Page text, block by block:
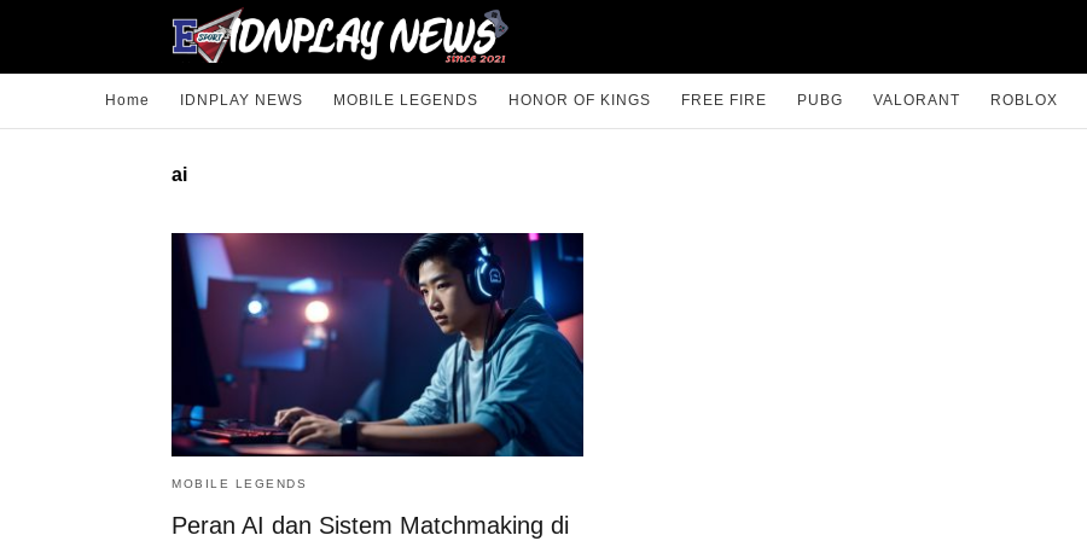
Home IDNPLAY NEWS MOBILE LEGENDS HONOR OF KINGS FREE FIRE PUBG VALORANT ROBLOX
ai
MOBILE LEGENDS
Peran AI dan Sistem Matchmaking di